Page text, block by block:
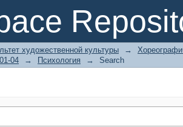
художественной культуры →
04
→ Психология → Search